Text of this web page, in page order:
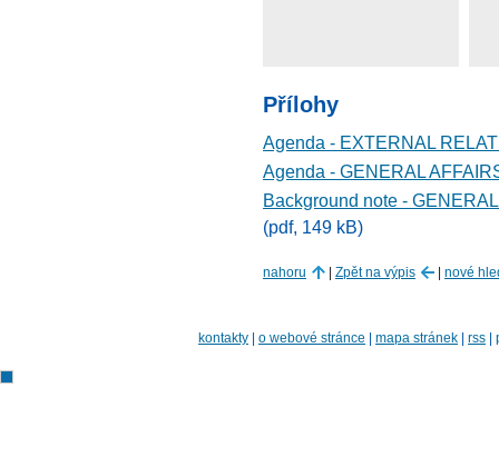
Přílohy
Agenda - EXTERNAL
Agenda - GENERAL
Background note -
(pdf, 149 kB)
nahoru Zpět na výpis nové
kontakty o webové stránce mapa stránek rss